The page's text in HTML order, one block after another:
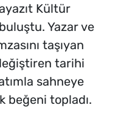
Kültür
Yazar ve
taşıyan
tarihi
sahneye
beğeni topladı.